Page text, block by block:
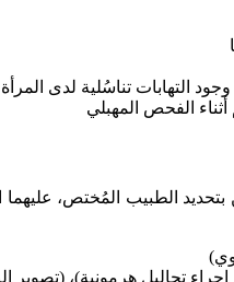
الطبيب المُختص،